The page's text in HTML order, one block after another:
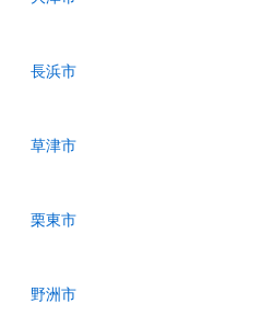
長浜市
草津市
栗東市
野洲市